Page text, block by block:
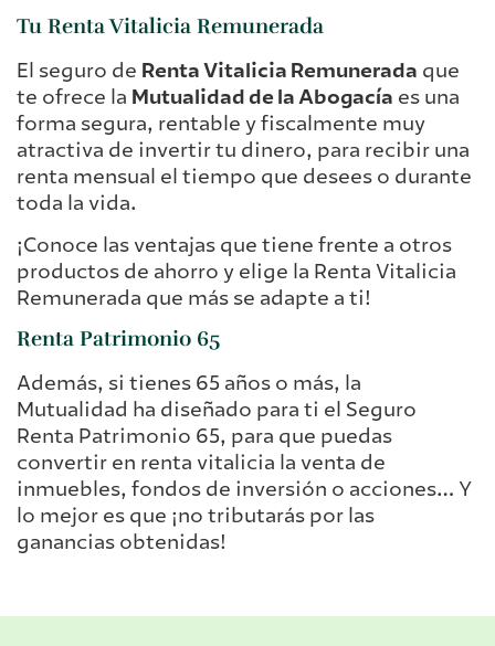
Tu Renta Vitalicia Remunerada
El seguro de Renta Vitalicia Remunerada que
te ofrece la Mutualidad de la Abogacía es una
forma segura, rentable y fiscalmente muy
atractiva de invertir tu dinero, para recibir una
renta mensual el tiempo que desees o durante
toda la vida.
¡Conoce las ventajas que tiene frente a otros
productos de ahorro y elige la Renta Vitalicia
Remunerada que más se adapte a ti!
Renta Patrimonio 65
Además, si tienes 65 años o más, la
Mutualidad ha diseñado para ti el Seguro
Renta Patrimonio 65, para que puedas
convertir en renta vitalicia la venta de
inmuebles, fondos de inversión o acciones… Y
lo mejor es que ¡no tributarás por las
ganancias obtenidas!